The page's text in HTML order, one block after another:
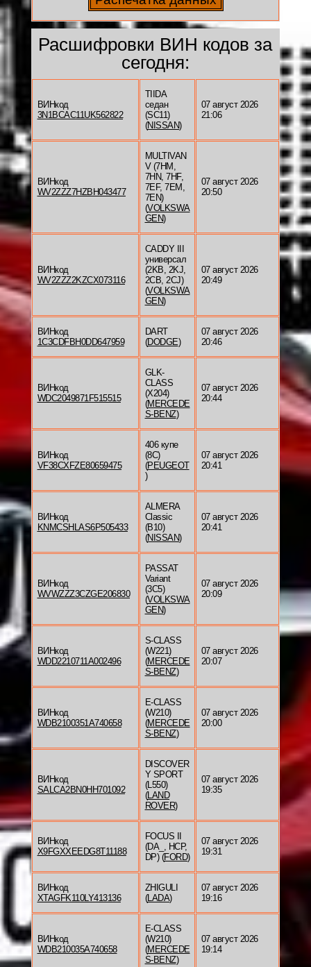
Расшифровки ВИН кодов за
сегодня:
ВИНкод
3N1BCAC11UK562822
TIIDA
седан
(SC11)
(NISSAN)
07 август 2026
21:06
ВИНкод
WV2ZZZ7HZBH043477
MULTIVAN
V (7HM,
7HN, 7HF,
7EF, 7EM,
7EN)
(VOLKSWA
GEN)
07 август 2026
20:50
ВИНкод
WV2ZZZ2KZCX073116
CADDY III
универсал
(2KB, 2KJ,
2CB, 2CJ)
(VOLKSWA
GEN)
07 август 2026
20:49
ВИНкод
1C3CDFBH0DD647959
DART
(DODGE)
07 август 2026
20:46
ВИНкод
WDC2049871F515515
GLK-
CLASS
(X204)
(MERCEDE
S-BENZ)
07 август 2026
20:44
ВИНкод
VF38CXFZE80659475
406 купе
(8C)
(PEUGEOT
)
07 август 2026
20:41
ВИНкод
KNMCSHLAS6P505433
ALMERA
Classic
(B10)
(NISSAN)
07 август 2026
20:41
ВИНкод
WVWZZZ3CZGE206830
PASSAT
Variant
(3C5)
(VOLKSWA
GEN)
07 август 2026
20:09
ВИНкод
WDD2210711A002496
S-CLASS
(W221)
(MERCEDE
S-BENZ)
07 август 2026
20:07
ВИНкод
WDB2100351A740658
E-CLASS
(W210)
(MERCEDE
S-BENZ)
07 август 2026
20:00
ВИНкод
SALCA2BN0HH701092
DISCOVER
Y SPORT
(L550)
(LAND
ROVER)
07 август 2026
19:35
ВИНкод
X9FGXXEEDG8T11188
FOCUS II
(DA_, HCP,
DP) (FORD)
07 август 2026
19:31
ВИНкод
XTAGFK110LY413136
ZHIGULI
(LADA)
07 август 2026
19:16
ВИНкод
WDB210035A740658
E-CLASS
(W210)
(MERCEDE
S-BENZ)
07 август 2026
19:14